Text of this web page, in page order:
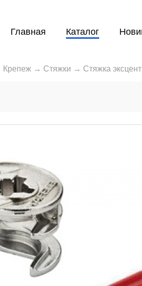
Главная Каталог
Крепеж → Стяжки → Стяжка